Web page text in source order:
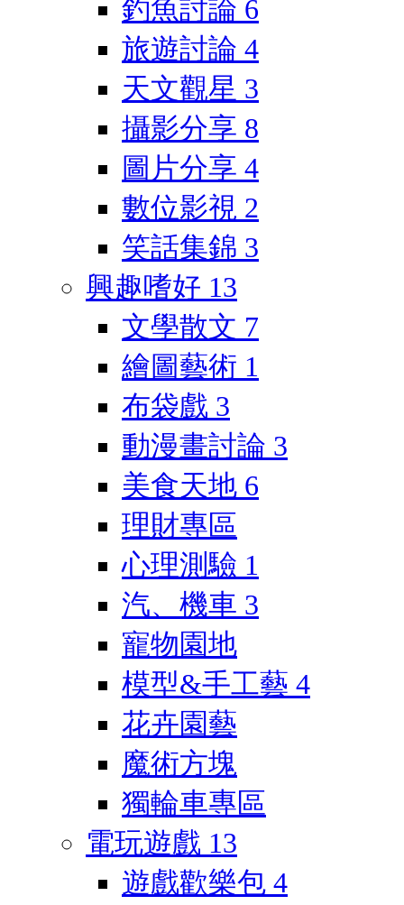
釣魚討論 6
旅遊討論 4
天文觀星 3
攝影分享 8
圖片分享 4
數位影視 2
笑話集錦 3
興趣嗜好 13
文學散文 7
繪圖藝術 1
布袋戲 3
動漫畫討論 3
美食天地 6
理財專區
心理測驗 1
汽、機車 3
寵物園地
模型&手工藝 4
花卉園藝
魔術方塊
獨輪車專區
電玩遊戲 13
遊戲歡樂包 4